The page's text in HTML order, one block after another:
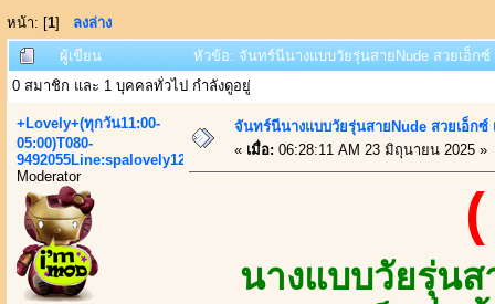
หน้า: [1] ลงล่าง
ผู้เขียน
หัวข้อ: จันทร์นีนางแบบวัยรุ่นสายNude สวยเอ็ก
0 สมาชิก และ 1 บุคคลทั่วไป กำลังดูอยู่
+Lovely+(ทุกวัน11:00-
05:00)T080-
9492055Line:spalovely123
Moderator
จันทร์นีนางแบบวัยรุ่นสายNude สวยเอ็กซ์
« เมื่อ: 06:28:11 AM 23 มิถุนายน 2025 »
นางแบบวัยรุ่น